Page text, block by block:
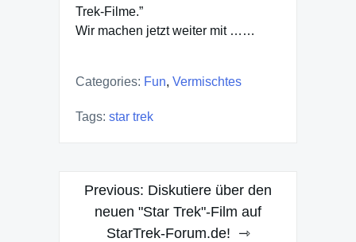
Trek-Filme.”
Wir machen jetzt weiter mit ……
Categories: Fun, Vermischtes
Tags: star trek
Post
navigation
Previous: Diskutiere über den
neuen "Star Trek"-Film auf
StarTrek-Forum.de!